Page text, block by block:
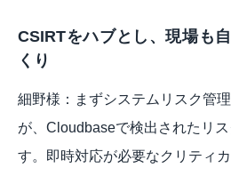
CSIRTをハブとし、現場も
くり
細野様：まずシステムリスク管
が、Cloudbaseで検出されたリ
す。即時対応が必要なクリティ